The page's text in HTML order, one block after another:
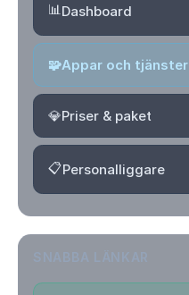
📊Dashboard
🧩Appar och tjänster
💎Priser & paket
📋Personalliggare